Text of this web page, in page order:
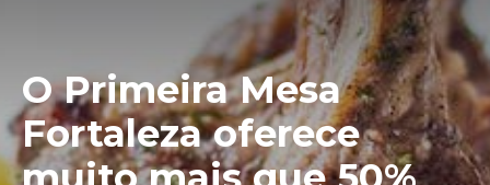
O Primeira Mesa
Fortaleza oferece